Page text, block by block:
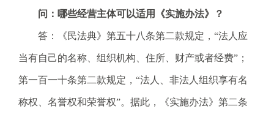
问：哪些经营主体可以适用《实施办法》？
答：《民法典》第五十八条第二款规定，“法人应
当有自己的名称、组织机构、住所、财产或者经费”；
第一百一十条第二款规定，“法人、非法人组织享有名
称权、名誉权和荣誉权”。据此，《实施办法》第二条